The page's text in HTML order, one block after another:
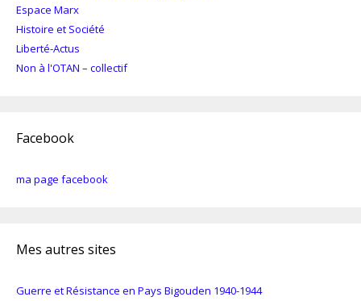
Espace Marx
Histoire et Société
Liberté-Actus
Non à l'OTAN – collectif
Facebook
ma page facebook
Mes autres sites
Guerre et Résistance en Pays Bigouden 1940-1944